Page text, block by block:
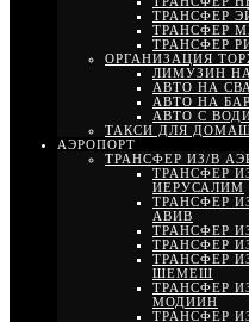
ТРАНСФЕР
ТРАНСФЕР
ТРАНСФЕР
ОРГАНИЗАЦИЯ
ЛИМУЗИН
АВТО НА
АВТО НА
АВТО С
ТАКСИ ДЛЯ
АЭРОПОРТ
ТРАНСФЕР ИЗ/В
ТРАНСФЕР
ИЕРУСАЛИМ
ТРАНСФЕР
АВИВ
ТРАНСФЕР
ТРАНСФЕР
ТРАНСФЕР
ШЕМЕШ
ТРАНСФЕР
МОДИИН
ТРАНСФЕР